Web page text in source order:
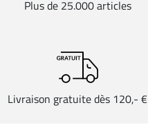
Plus de 25.000 articles
Livraison gratuite dès 120,- €